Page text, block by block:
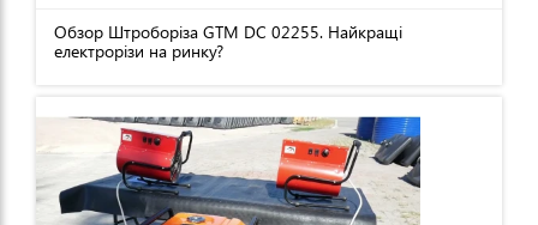
Обзор Штроборіза GTM DC 02255. Найкращі
електрорізи на ринку?